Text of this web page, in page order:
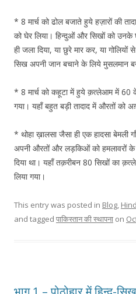
* 8 मार्च को ढोल बजाते हुये हज़ारों की
को घेर लिया। हिन्दुओं और सिखों को उनके
ही जला दिया, या छुरे मार कर, या
सिख अपनी जान बचाने के लिये मुसलमान
* 8 मार्च को कहूटा में हुये क़त्लेआम में 60
गया। यहाँ बहुत बड़ी तादाद में औरतों को
* थोहा ख़ालसा जैसा ही एक हादसा बेमली
अपनी औरतों और लड़किओं को हमलावरों
दिया था। यहाँ तक़रीबन 80 सिखों का
लिया गया।
This entry was posted in Blog,
and tagged पाकिस्तान की स्थापना on